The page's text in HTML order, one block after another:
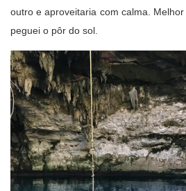
outro e aproveitaria com calma.
peguei o pôr do sol.